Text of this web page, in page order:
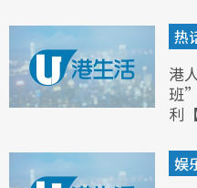
热
港
班
利
娱